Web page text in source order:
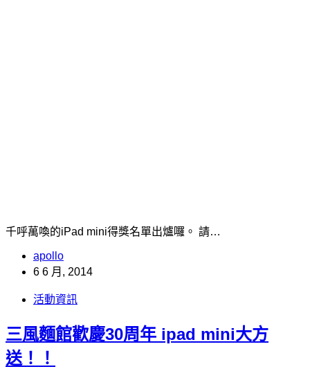
千呼萬喚的iPad mini得獎名單出爐囉。 請…
apollo
6 6 月, 2014
活動資訊
三風麵館歡慶30周年 ipad mini大方
送！！